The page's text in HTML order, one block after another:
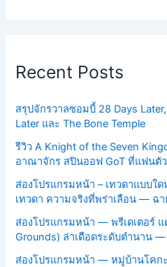
Recent Posts
สรุปจักรวาลซอมบี้ 28 Days
Later และ The Bone Temple
รีวิว A Knight of the Seven
อาณาจักร สปินออฟ GoT ที่แฟนตั
ส่องโปรแกรมหน้า – เทวดาแบบใ
เทวดา ความจริงที่พร่าเลือน — ฉ
ส่องโปรแกรมหน้า — พรีเดเตอร์
Grounds) ล่าเดือดระดับตำนาน
ส่องโปรแกรมหน้า — หมู่บ้านโคก